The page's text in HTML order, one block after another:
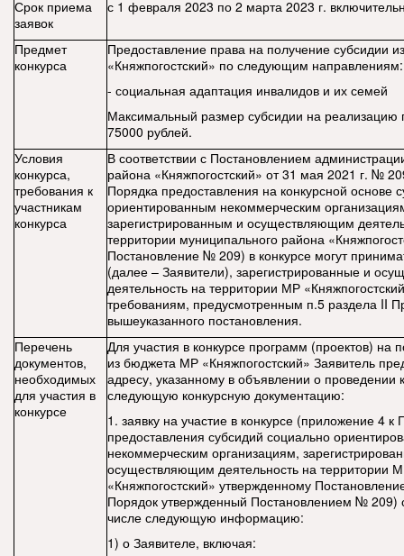
Срок приема
заявок
с 1 февраля 2023 по 2 марта 2023 г.
Предмет
конкурса
Предоставление права на получение субсидии
«Княжпогостский» по следующим направлениям:
- социальная адаптация инвалидов и их семей
Максимальный размер субсидии на реализацию
75000 рублей.
Условия
конкурса,
требования к
участникам
конкурса
В соответствии с Постановлением
района «Княжпогостский» от 31 мая 2021 г. №
Порядка предоставления на конкурсной основе
ориентированным некоммерческим
зарегистрированным и осуществляющим
территории муниципального района
Постановление № 209) в конкурсе могут
(далее – Заявители), зарегистрированные и
деятельность на территории МР
требованиям, предусмотренным п.5 раздела II
вышеуказанного постановления.
Перечень
документов,
необходимых
для участия в
конкурсе
Для участия в конкурсе программ (проектов) на
из бюджета МР «Княжпогостский» Заявитель
адресу, указанному в объявлении о проведении
следующую конкурсную документацию:
1. заявку на участие в конкурсе (приложение 4 к
предоставления субсидий социально
некоммерческим организациям,
осуществляющим деятельность на территории
«Княжпогостский» утвержденному
Порядок утвержденный Постановлением №
числе следующую информацию:
1) о Заявителе, включая: